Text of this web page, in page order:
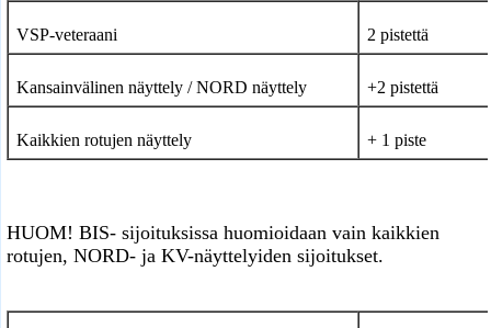
VSP-veteraani 2 pistettä
Kansainvälinen näyttely / NORD näyttely +2 pistettä
Kaikkien rotujen näyttely + 1 piste
HUOM! BIS- sijoituksissa huomioidaan vain kaikkien
rotujen, NORD- ja KV-näyttelyiden sijoitukset.